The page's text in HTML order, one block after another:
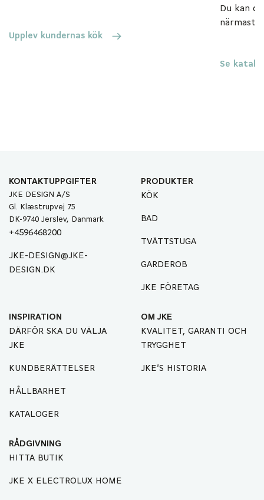
Upplev kundernas kök
Du kan
närmaste
Se
KONTAKTUPPGIFTER
JKE DESIGN A/S
Gl. Klæstrupvej 75
DK-9740 Jerslev, Danmark
+4596468200
JKE-DESIGN@JKE-
DESIGN.DK
PRODUKTER
KÖK
BAD
TVÄTTSTUGA
GARDEROB
JKE FÖRETAG
INSPIRATION
DÄRFÖR SKA DU VÄLJA
JKE
KUNDBERÄTTELSER
HÅLLBARHET
KATALOGER
OM JKE
KVALITET, GARANTI OCH
TRYGGHET
JKE'S HISTORIA
RÅDGIVNING
HITTA BUTIK
JKE X ELECTROLUX HOME